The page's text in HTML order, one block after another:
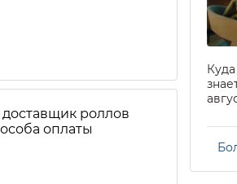
роллов
оплаты